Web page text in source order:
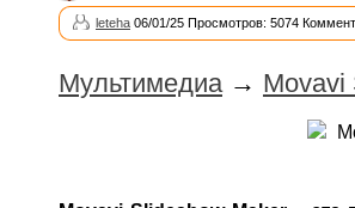
leteha 06/01/25 Просмотров: 5074
Мультимедиа→ Movavi